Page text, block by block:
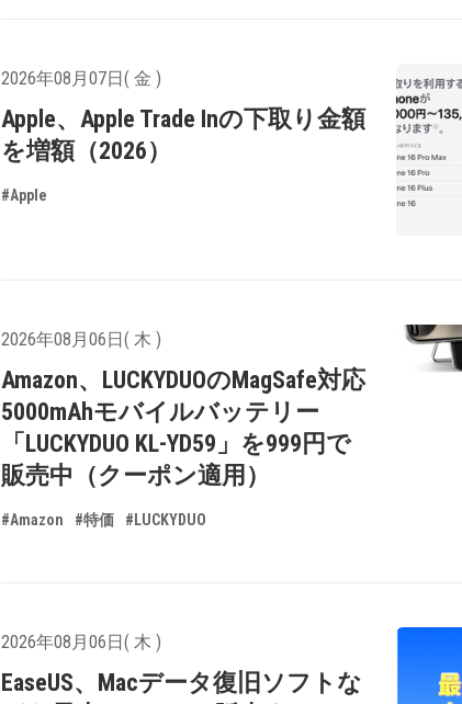
2026年08月07日( 金 )
Apple、Apple Trade Inの下取り金額
を増額（2026）
#Apple
2026年08月06日( 木 )
Amazon、LUCKYDUOのMagSafe対応
5000mAhモバイルバッテリー
「LUCKYDUO KL-YD59」を999円で
販売中（クーポン適用）
#Amazon #特価 #LUCKYDUO
2026年08月06日( 木 )
EaseUS、Macデータ復旧ソフトな